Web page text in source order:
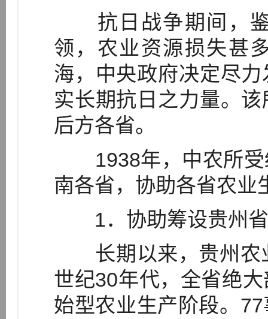
抗日战争期间，鉴
领，农业资源损失甚
海，中央政府决定尽
实长期抗日之力量。
后方各省。
1938年，中农所受
南各省，协助各省农业
1．协助筹设贵州省
长期以来，贵州农
世纪30年代，全省绝
始型农业生产阶段。